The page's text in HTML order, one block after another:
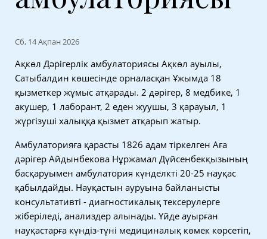
Сб, 14 Ақпан 2026
Ақкөл Дәрігерлік амбулаториясы Ақкөл ауылы,
Сатыбалдин көшесінде орналасқан Ұжымда 18
қызметкер жұмыс атқарады. 2 дәрігер, 8 медбике, 1
акушер, 1 лаборант, 2 еден жуушы, 3 қарауыл, 1
жүргізуші халыққа қызмет атқарып жатыр.
Амбулаторияға қарасты 1826 адам тіркелген Аға
дәрігер Айдынбекова Нұржамал Дүйсенбекқызының
басқаруымен амбулатория күнделкті 20-25 науқас
қабылдайды. Науқастын ауруына байланысты
консультативті - диагностикалық тексерулерге
жіберіледі, анализдер алынады. Үйде ауырған
науқастарға күндіз-түні медициналық көмек көрсетіп,